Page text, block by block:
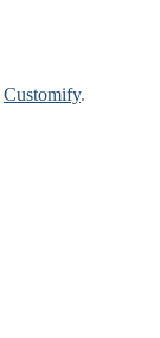
Customify.